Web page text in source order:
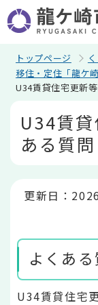
の
ペ
トップページ
移住・定住「龍ケ
U34賃貸住宅更新
U34賃貸
ある質問
更新日：
よくあ
U34賃貸住宅